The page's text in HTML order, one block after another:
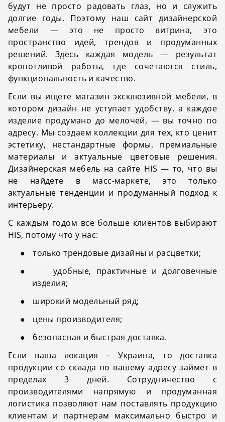
будут не просто радовать глаз, но и служить
долгие годы. Поэтому наш сайт дизайнерской
мебели — это не просто витрина, это
пространство идей, трендов и продуманных
решений. Здесь каждая модель — результат
кропотливой работы, где сочетаются стиль,
функциональность и качество.
Если вы ищете магазин эксклюзивной мебели, в
котором дизайн не уступает удобству, а каждое
изделие продумано до мелочей, — вы точно по
адресу. Мы создаем коллекции для тех, кто ценит
эстетику, нестандартные формы, премиальные
материалы и актуальные цветовые решения.
Дизайнерская мебель на сайте HIS — то, что вы
не найдете в масс-маркете, это только
актуальные тенденции и продуманный подход к
интерьеру.
С каждым годом все больше клиентов выбирают
HIS, потому что у нас:
●
только трендовые дизайны и расцветки;
●
удобные, практичные и долговечные
изделия;
●
широкий модельный ряд;
●
цены производителя;
●
безопасная и быстрая доставка.
Если ваша локация – Украина, то доставка
продукции со склада по вашему адресу займет в
пределах 3 дней. Сотрудничество с
производителями напрямую и продуманная
логистика позволяют нам поставлять продукцию
клиентам и партнерам максимально быстро и